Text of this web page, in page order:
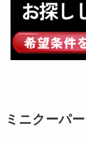
ミニクーパ